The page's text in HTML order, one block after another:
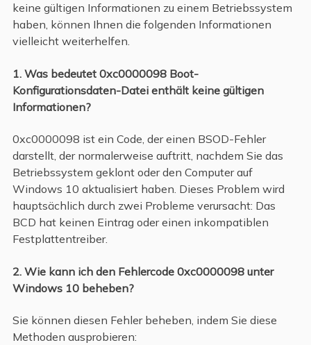
keine gültigen Informationen zu einem Betriebssystem
haben, können Ihnen die folgenden Informationen
vielleicht weiterhelfen.
1. Was bedeutet 0xc0000098 Boot-
Konfigurationsdaten-Datei enthält keine gültigen
Informationen?
0xc0000098 ist ein Code, der einen BSOD-Fehler
darstellt, der normalerweise auftritt, nachdem Sie das
Betriebssystem geklont oder den Computer auf
Windows 10 aktualisiert haben. Dieses Problem wird
hauptsächlich durch zwei Probleme verursacht: Das
BCD hat keinen Eintrag oder einen inkompatiblen
Festplattentreiber.
2. Wie kann ich den Fehlercode 0xc0000098 unter
Windows 10 beheben?
Sie können diesen Fehler beheben, indem Sie diese
Methoden ausprobieren: